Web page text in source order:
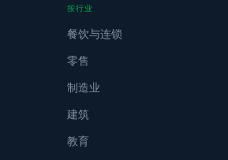
按行业
餐饮与连锁
零售
制造业
建筑
教育